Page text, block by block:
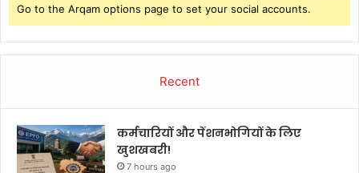
Go to the Arqam options page to set your social accounts.
Recent
कर्मचारियों और पेंशनभोगियों के लिए
खुशखबरी!
7 hours ago